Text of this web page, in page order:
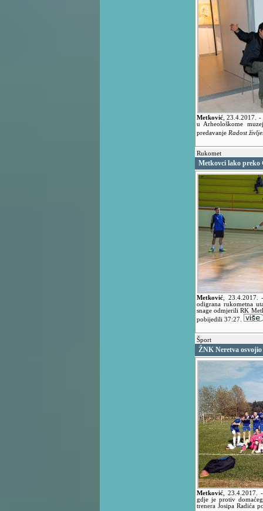
Metković ,23.4.2017. -
u Arheološkome
predavanje Radost
Rukomet
Metkovci lako preko
Metković 23.4.2017.
odigrana rukometna
snage odmjerili RK
pobijedili 37:27.
Šport
ŽNK Neretva
Metković 23.4.2017.
gdje je protiv
trenera Josipa Radića